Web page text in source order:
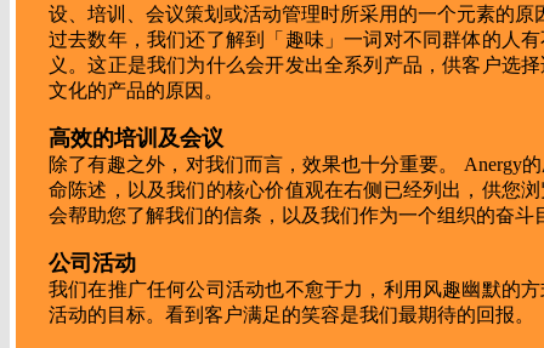
设、培训、会议策划或活动管理时所采用的一个元素的原
过去数年，我们还了解到「趣味」一词对不同群体的人
义。这正是我们为什么会开发出全系列产品，供客户选
文化的产品的原因。
高效的培训及会议
除了有趣之外，对我们而言，效果也十分重要。 Anergy
命陈述，以及我们的核心价值观在右侧已经列出，供您
会帮助您了解我们的信条，以及我们作为一个组织的奋斗
公司活动
我们在推广任何公司活动也不愈于力，利用风趣幽默的
活动的目标。看到客户满足的笑容是我们最期待的回报。